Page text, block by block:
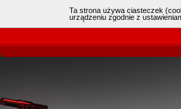
|
Online:
Ta strona używa ciasteczek
urządzeniu zgodnie z